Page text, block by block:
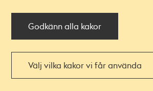
Godkänn alla kakor
Välj vilka kakor vi får använda